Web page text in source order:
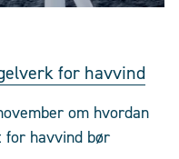
for havvind
om hvordan
havvind bør